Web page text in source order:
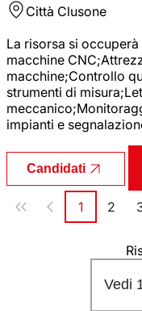
Città Clusone
La risorsa si
macchine
macchine;Controllo
strumenti di
impianti e
Candidati
Paginazione
Pagina
1 2
Vedi